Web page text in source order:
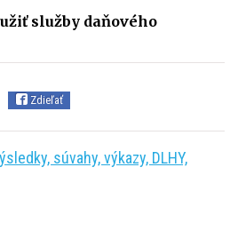
služby daňového
Zdieľať
súvahy, výkazy, DLHY,